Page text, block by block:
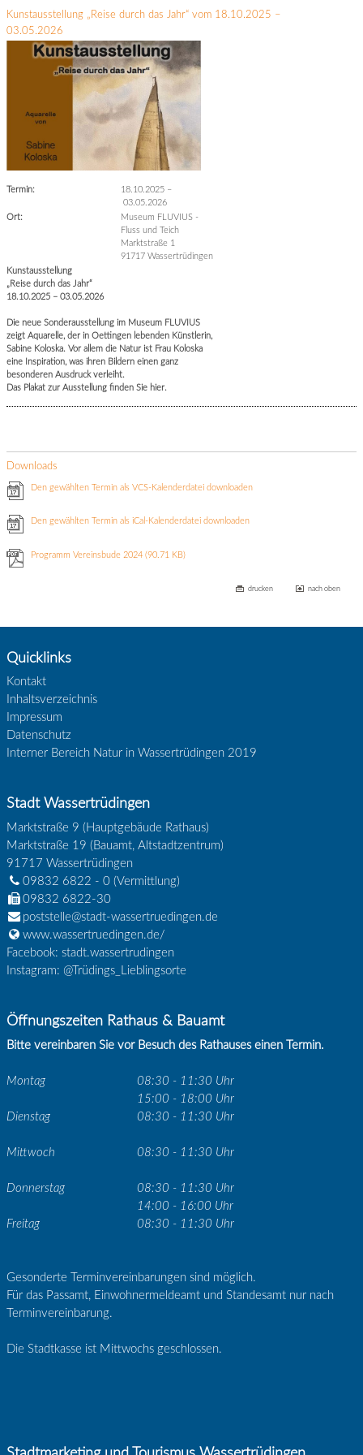
Kunstausstellung „Reise durch das Jahr“ vom 18.10.2025 –
03.05.2026
Termin: 18.10.2025 –
03.05.2026
Ort:
Museum FLUVIUS -
Fluss und Teich
Marktstraße 1
91717 Wassertrüdingen
Kunstausstellung
„Reise durch das Jahr“
18.10.2025 – 03.05.2026
Die neue Sonderausstellung im Museum FLUVIUS
zeigt Aquarelle, der in Oettingen lebenden Künstlerin,
Sabine Koloska. Vor allem die Natur ist Frau Koloska
eine Inspiration, was ihren Bildern einen ganz
besonderen Ausdruck verleiht.
Das Plakat zur Ausstellung finden Sie hier.
Downloads
Den gewählten Termin als VCS-Kalenderdatei downloaden
Den gewählten Termin als iCal-Kalenderdatei downloaden
Programm Vereinsbude 2024(90.71 KB)
drucken nach oben
Quicklinks
Kontakt
Inhaltsverzeichnis
Impressum
Datenschutz
Interner Bereich Natur in Wassertrüdingen 2019
Stadt Wassertrüdingen
Marktstraße 9 (Hauptgebäude Rathaus)
Marktstraße 19 (Bauamt, Altstadtzentrum)
91717 Wassertrüdingen
09832 6822 - 0(Vermittlung)
09832 6822-30
poststelle@stadt-wassertruedingen.de
www.wassertruedingen.de/
Facebook: stadt.wassertrudingen
Instagram: @Trüdings_Lieblingsorte
Öffnungszeiten Rathaus & Bauamt
Bitte vereinbaren Sie vor Besuch des Rathauses einen Termin.
Montag
08:30 - 11:30 Uhr
15:00 - 18:00 Uhr
Dienstag
08:30 - 11:30 Uhr
Mittwoch 08:30 - 11:30 Uhr
Donnerstag
08:30 - 11:30 Uhr
14:00 - 16:00 Uhr
Freitag
08:30 - 11:30 Uhr
Gesonderte Terminvereinbarungen sind möglich.
Für das Passamt, Einwohnermeldeamt und Standesamt nur nach
Terminvereinbarung.
Die Stadtkasse ist Mittwochs geschlossen.